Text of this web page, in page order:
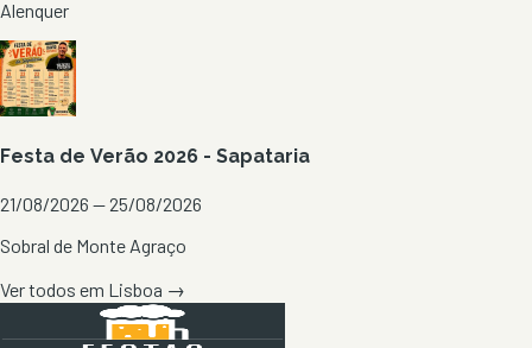
Alenquer
Festa de Verão 2026 - Sapataria
21/08/2026 — 25/08/2026
Sobral de Monte Agraço
Ver todos em Lisboa →